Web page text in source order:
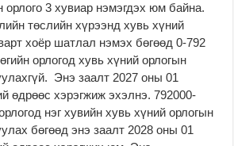
орлого 3 хувиар нэмэгдэх юм байна.
төслийн хүрээнд хувь хүний
хоёр шатлал нэмэх бөгөөд 0-792
орлогод хувь хүний орлогын
Энэ заалт 2027 оны 01
өдрөөс хэрэгжиж эхэлнэ. 792000-
нэг хувийн хувь хүний орлогын
бөгөөд энэ заалт 2028 оны 01